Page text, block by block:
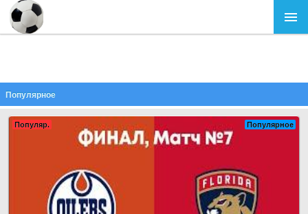
Популярное
Популяр. Популярное